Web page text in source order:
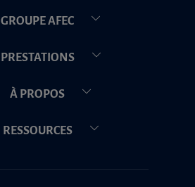
GROUPE AFEC
PRESTATIONS
À PROPOS
RESSOURCES